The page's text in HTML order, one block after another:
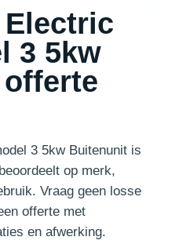
3 5kw
3 5kw Buitenunit is
op merk,
Vraag geen losse
offerte met
en afwerking.